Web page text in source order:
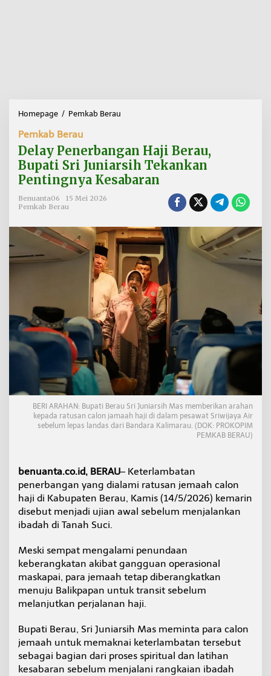
Homepage / Pemkab Berau
a
y
P
e
a
n
g
H
a
j
B
u
B
u
p
a
r
i
J
n
r
s
i
h
T
e
a
k
a
n
Pemkab Berau
Delay Penerbangan Haji Berau,
Bupati Sri Juniarsih Tekankan
Pentingnya Kesabaran
Benuanta06
15 Mei 2026
Pemkab Berau
BERI ARAHAN: Bupati Berau Sri Juniarsih Mas memberikan arahan
kepada ratusan calon jamaah haji di dalam pesawat Sriwijaya Air
sebelum lepas landas dari Bandara Kalimarau. (DOK: PROKOPIM
PEMKAB BERAU)
benuanta.co.id, BERAU– Keterlambatan
penerbangan yang dialami ratusan jemaah calon
haji di Kabupaten Berau, Kamis (14/5/2026) kemarin
disebut menjadi ujian awal sebelum menjalankan
ibadah di Tanah Suci.
Meski sempat mengalami penundaan
keberangkatan akibat gangguan operasional
maskapai, para jemaah tetap diberangkatkan
menuju Balikpapan untuk transit sebelum
melanjutkan perjalanan haji.
Bupati Berau, Sri Juniarsih Mas meminta para calon
jemaah untuk memaknai keterlambatan tersebut
sebagai bagian dari proses spiritual dan latihan
kesabaran sebelum menjalani rangkaian ibadah